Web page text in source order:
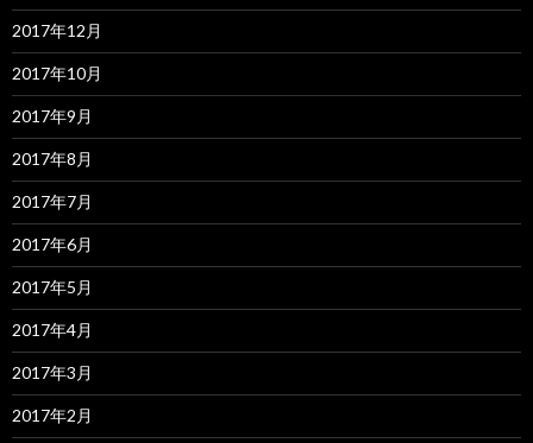
2017年12月
2017年10月
2017年9月
2017年8月
2017年7月
2017年6月
2017年5月
2017年4月
2017年3月
2017年2月